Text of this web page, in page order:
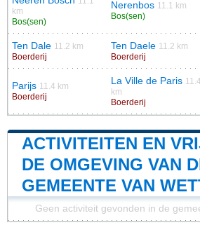
km
Bos(sen)
Nerenbos 11.1 km
Bos(sen)
Ten Dale 11.2 km
Boerderij
Ten Daele 11.2 km
Boerderij
Parijs 11.4 km
Boerderij
La Ville de Paris 11.4
km
Boerderij
ACTIVITEITEN EN
DE OMGEVING VAN
GEMEENTE VAN
Geen activiteit gevonden in de